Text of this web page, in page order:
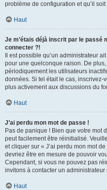
problème de configuration et qu’il
Haut
Je m’étais déjà inscrit par le passé
connecter ?!
Il est possible qu’un administrateur
pour une quelconque raison. De
périodiquement les utilisateurs
données. Si tel était le cas,
plus activement aux discussions du
Haut
J’ai perdu mon mot de passe !
Pas de panique ! Bien que votre mot
peut facilement être réinitialisé.
et cliquer sur « J’ai perdu mon mot
devriez être en mesure de pouvoir
Cependant, si vous ne pouvez pas
invitons à contacter un administrateur
Haut